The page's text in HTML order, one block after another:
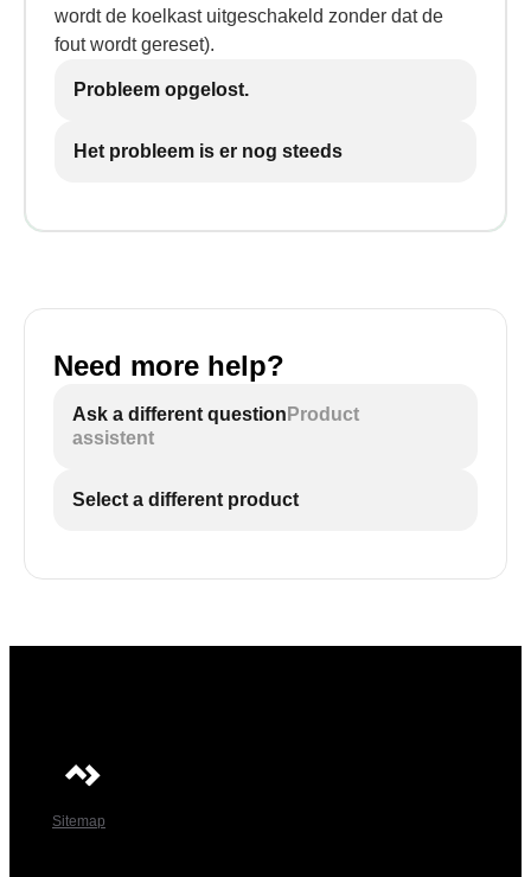
wordt de koelkast uitgeschakeld zonder dat de
fout wordt gereset).
Probleem opgelost.
Het probleem is er nog steeds
Need more help?
Ask a different question Product
assistent
Select a different product
Sitemap